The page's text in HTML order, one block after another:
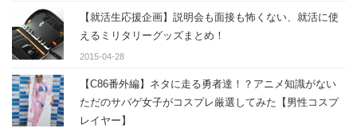
【就活生応援企画】説明会も面接も怖くない、就活に使
えるミリタリーグッズまとめ！
2015-04-28
【C86番外編】ネタに走る勇者達！？アニメ知識がない
ただのサバゲ女子がコスプレ厳選してみた【男性コスプ
レイヤー】